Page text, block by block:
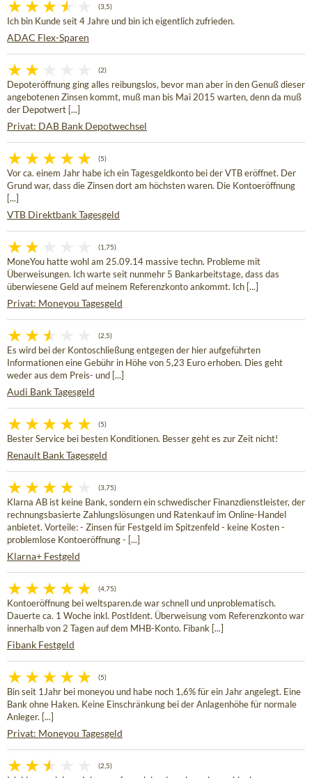
(3,5)
Ich bin Kunde seit 4 Jahre und bin ich eigentlich zufrieden.
ADAC Flex-Sparen
(2)
Depoteröffnung ging alles reibungslos, bevor man aber in den Genuß dieser
angebotenen Zinsen kommt, muß man bis Mai 2015 warten, denn da muß
der Depotwert [...]
Privat: DAB Bank Depotwechsel
(5)
Vor ca. einem Jahr habe ich ein Tagesgeldkonto bei der VTB eröffnet. Der
Grund war, dass die Zinsen dort am höchsten waren. Die Kontoeröffnung
[...]
VTB Direktbank Tagesgeld
(1,75)
MoneYou hatte wohl am 25.09.14 massive techn. Probleme mit
Überweisungen. Ich warte seit nunmehr 5 Bankarbeitstage, dass das
überwiesene Geld auf meinem Referenzkonto ankommt. Ich [...]
Privat: Moneyou Tagesgeld
(2,5)
Es wird bei der Kontoschließung entgegen der hier aufgeführten
Informationen eine Gebühr in Höhe von 5,23 Euro erhoben. Dies geht
weder aus dem Preis- und [...]
Audi Bank Tagesgeld
(5)
Bester Service bei besten Konditionen. Besser geht es zur Zeit nicht!
Renault Bank Tagesgeld
(3,75)
Klarna AB ist keine Bank, sondern ein schwedischer Finanzdienstleister, der
rechnungsbasierte Zahlungslösungen und Ratenkauf im Online-Handel
anbietet. Vorteile: - Zinsen für Festgeld im Spitzenfeld - keine Kosten -
problemlose Kontoeröffnung - [...]
Klarna+ Festgeld
(4,75)
Kontoeröffnung bei weltsparen.de war schnell und unproblematisch.
Dauerte ca. 1 Woche inkl. PostIdent. Überweisung vom Referenzkonto war
innerhalb von 2 Tagen auf dem MHB-Konto. Fibank [...]
Fibank Festgeld
(5)
Bin seit 1Jahr bei moneyou und habe noch 1,6% für ein Jahr angelegt. Eine
Bank ohne Haken. Keine Einschränkung bei der Anlagenhöhe für normale
Anleger. [...]
Privat: Moneyou Tagesgeld
(2,5)